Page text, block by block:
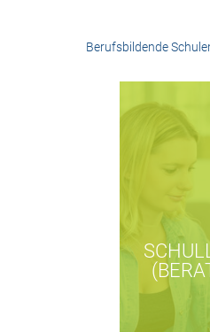
Berufsbildende